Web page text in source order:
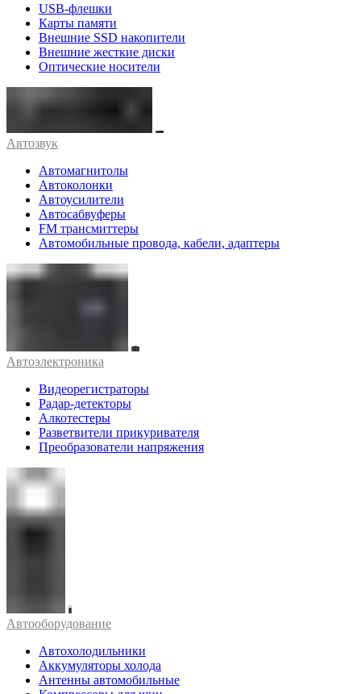
USB-флешки
Карты памяти
Внешние SSD накопители
Внешние жесткие диски
Оптические носители
Автозвук
Автомагнитолы
Автоколонки
Автоусилители
Автосабвуферы
FM трансмиттеры
Автомобильные провода, кабели, адаптеры
Автоэлектроника
Видеорегистраторы
Радар-детекторы
Алкотестеры
Разветвители прикуривателя
Преобразователи напряжения
Автооборудование
Автохолодильники
Аккумуляторы холода
Антенны автомобильные